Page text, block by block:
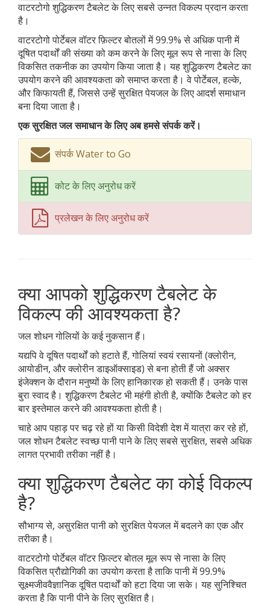
वाटरटोगो शुद्धिकरण टैबलेट के लिए सबसे उन्नत विकल्प प्रदान करता
है।
वाटरटोगो पोर्टेबल वॉटर फ़िल्टर बोतलों में 99.9% से अधिक पानी में
दूषित पदार्थों की संख्या को कम करने के लिए मूल रूप से नासा के लिए
विकसित तकनीक का उपयोग किया जाता है। यह शुद्धिकरण टैबलेट का
उपयोग करने की आवश्यकता को समाप्त करता है। वे पोर्टेबल, हल्के,
और किफायती हैं, जिससे उन्हें सुरक्षित पेयजल के लिए आदर्श समाधान
बना दिया जाता है।
एक सुरक्षित जल समाधान के लिए अब हमसे संपर्क करें।
संपर्क Water to Go
कोट के लिए अनुरोध करें
प्रलेखन के लिए अनुरोध करें
क्या आपको शुद्धिकरण टैबलेट के
विकल्प की आवश्यकता है?
जल शोधन गोलियों के कई नुकसान हैं।
यद्यपि वे दूषित पदार्थों को हटाते हैं, गोलियां स्वयं रसायनों (क्लोरीन,
आयोडीन, और क्लोरीन डाइऑक्साइड) से बना होती हैं जो अक्सर
इंजेक्शन के दौरान मनुष्यों के लिए हानिकारक हो सकती हैं। उनके पास
बुरा स्वाद है। शुद्धिकरण टैबलेट भी महंगी होती है, क्योंकि टैबलेट को हर
बार इस्तेमाल करने की आवश्यकता होती है।
चाहे आप पहाड़ पर चढ़ रहे हों या किसी विदेशी देश में यात्रा कर रहे हों,
जल शोधन टैबलेट स्वच्छ पानी पाने के लिए सबसे सुरक्षित, सबसे अधिक
लागत प्रभावी तरीका नहीं है।
क्या शुद्धिकरण टैबलेट का कोई विकल्प
है?
सौभाग्य से, असुरक्षित पानी को सुरक्षित पेयजल में बदलने का एक और
तरीका है।
वाटरटोगो पोर्टेबल वॉटर फ़िल्टर बोतल मूल रूप से नासा के लिए
विकसित प्रौद्योगिकी का उपयोग करता है ताकि पानी में 99.9%
सूक्ष्मजीववैज्ञानिक दूषित पदार्थों को हटा दिया जा सके। यह सुनिश्चित
करता है कि पानी पीने के लिए सुरक्षित है।